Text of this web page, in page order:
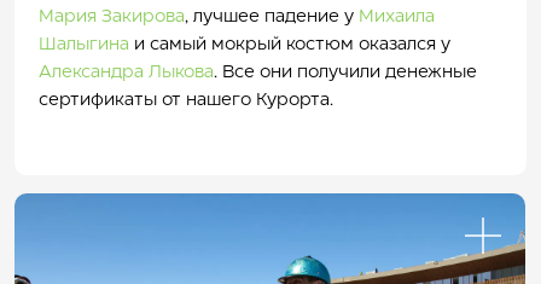
Мария Закирова, лучшее падение у Михаила
Шалыгина и самый мокрый костюм оказался у
Александра Лыкова. Все они получили денежные
сертификаты от нашего Курорта.